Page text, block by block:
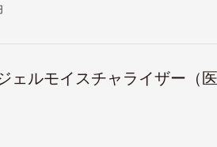
ェルモイスチャライザー（医